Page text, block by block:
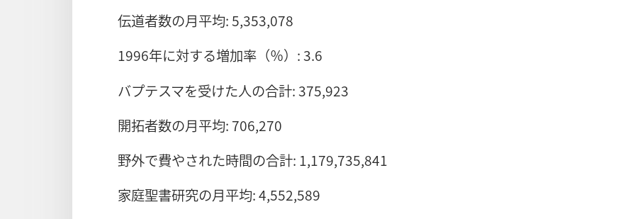
伝道者数の月平均: 5,353,078
1996年に対する増加率（％）: 3.6
バプテスマを受けた人の合計: 375,923
開拓者数の月平均: 706,270
野外で費やされた時間の合計: 1,179,735,841
家庭聖書研究の月平均: 4,552,589